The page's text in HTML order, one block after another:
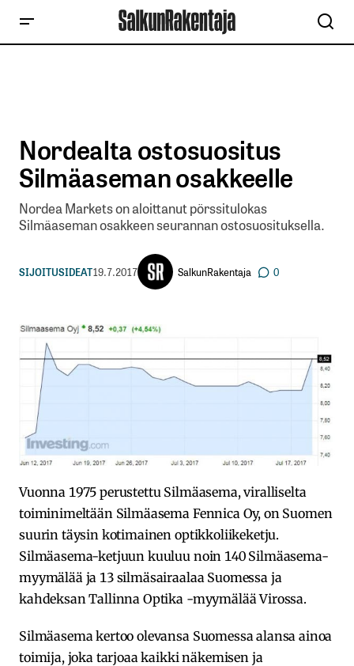
Nordealta ostosuositus
Silmäaseman osakkeelle
Nordea Markets on aloittanut pörssitulokas
Silmäaseman osakkeen seurannan ostosuosituksella.
SIJOITUSIDEAT19.7.2017 SalkunRakentaja 0
Vuonna 1975 perustettu Silmäasema, viralliselta
toiminimeltään Silmäasema Fennica Oy, on Suomen
suurin täysin kotimainen optikkoliikeketju.
Silmäasema-ketjuun kuuluu noin 140 Silmäasema-
myymälää ja 13 silmäsairaalaa Suomessa ja
kahdeksan Tallinna Optika -myymälää Virossa.
Silmäasema kertoo olevansa Suomessa alansa ainoa
toimija, joka tarjoaa kaikki näkemisen ja